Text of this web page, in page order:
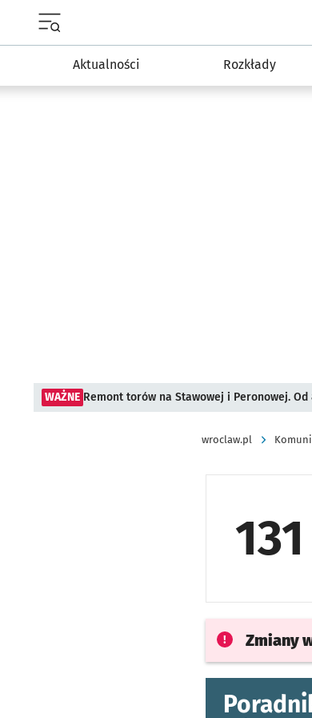
Aktualności Rozkłady
WAŻNE Remont torów na Stawowej i Peronowej.
wroclaw.pl
131
Zmiany